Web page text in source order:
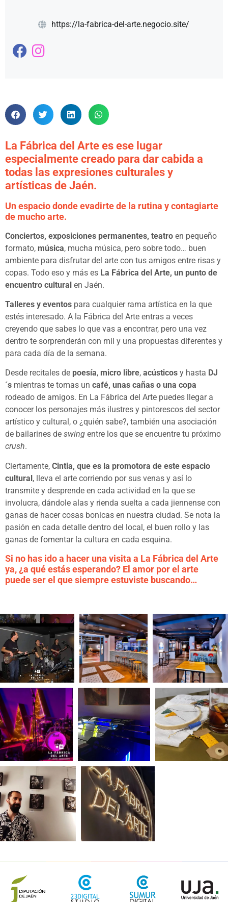
https://la-fabrica-del-arte.negocio.site/
La Fábrica del Arte es ese lugar
especialmente creado para dar cabida a
todas las expresiones culturales y
artísticas de Jaén.
Un espacio donde evadirte de la rutina y contagiarte
de mucho arte.
Conciertos, exposiciones permanentes, teatro en pequeño
formato, música, mucha música, pero sobre todo… buen
ambiente para disfrutar del arte con tus amigos entre risas y
copas. Todo eso y más es La Fábrica del Arte, un punto de
encuentro cultural en Jaén.
Talleres y eventos para cualquier rama artística en la que
estés interesado. A la Fábrica del Arte entras a veces
creyendo que sabes lo que vas a encontrar, pero una vez
dentro te sorprenderán con mil y una propuestas diferentes y
para cada día de la semana.
Desde recitales de poesía, micro libre, acústicos y hasta DJ
´s mientras te tomas un café, unas cañas o una copa
rodeado de amigos. En La Fábrica del Arte puedes llegar a
conocer los personajes más ilustres y pintorescos del sector
artístico y cultural, o ¿quién sabe?, también una asociación
de bailarines de swing entre los que se encuentre tu próximo
crush.
Ciertamente, Cintia, que es la promotora de este espacio
cultural, lleva el arte corriendo por sus venas y así lo
transmite y desprende en cada actividad en la que se
involucra, dándole alas y rienda suelta a cada jiennense con
ganas de hacer cosas bonicas en nuestra ciudad. Se nota la
pasión en cada detalle dentro del local, el buen rollo y las
ganas de fomentar la cultura en cada esquina.
Si no has ido a hacer una visita a La Fábrica del Arte
ya, ¿a qué estás esperando? El amor por el arte
puede ser el que siempre estuviste buscando…